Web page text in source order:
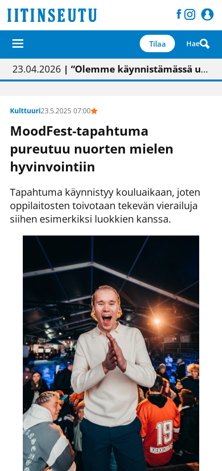
Tilaa Hae
01.02.2026 | Painon vaihtumisen pitäisi näkyä hieman parempana painojäljen laatuna lehdessä
05.02.2026 | Uudistettu kunnantalo on valoisa
23.04.2026 | “Olemme käynnistämässä uudelleen keskustavisiotyön”
09.05.2026| "Maalla on totuttu elämään omavaraisemmin kuin kaupungissa"
Kulttuuri23.5.2025 07:00
MoodFest-tapahtuma
pureutuu nuorten mielen
hyvinvointiin
Tapahtuma käynnistyy kouluaikaan, joten
oppilaitosten toivotaan tekevän vierailuja
siihen esimerkiksi luokkien kanssa.